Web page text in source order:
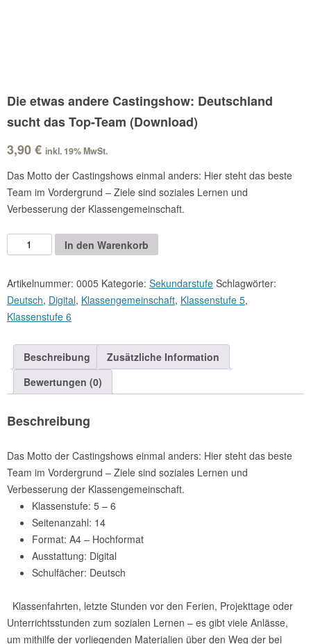
Die etwas andere Castingshow: Deutschland
sucht das Top-Team (Download)
3,90€ inkl. 19% MwSt.
Das Motto der Castingshows einmal anders: Hier steht das beste
Team im Vordergrund – Ziele sind soziales Lernen und
Verbesserung der Klassengemeinschaft.
etwas
Castingshow:
Deutschland
sucht
das
Top-
Team
(Download)
In den Warenkorb
Artikelnummer: 0005 Kategorie: Sekundarstufe Schlagwörter:
Deutsch, Digital, Klassengemeinschaft, Klassenstufe 5,
Klassenstufe 6
Beschreibung
Zusätzliche Information
Bewertungen (0)
Beschreibung
Das Motto der Castingshows einmal anders: Hier steht das beste
Team im Vordergrund – Ziele sind soziales Lernen und
Verbesserung der Klassengemeinschaft.
Klassenstufe: 5 – 6
Seitenanzahl: 14
Format: A4 – Hochformat
Ausstattung: Digital
Schulfächer: Deutsch
Klassenfahrten, letzte Stunden vor den Ferien, Projekttage oder
Unterrichtsstunden zum sozialen Lernen – es gibt viele Anlässe,
um mithilfe der vorliegenden Materialien über den Weg der bei